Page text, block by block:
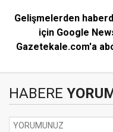
Gelişmelerden
için Google
Gazetekale.com'a
HABERE